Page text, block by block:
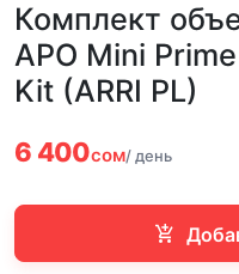
Комплект
APO Mini
Kit (ARRI PL)
6 400сом/ день